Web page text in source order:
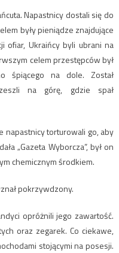
Napastnicy dostali się do
były pieniądze znajdujące
ofiar, Ukraińcy byli ubrani na
celem przestępców był
śpiącego na dole. Został
na górę, gdzie spał
napastnicy torturowali go, aby
„Gazeta Wyborcza”, był on
chemicznym środkiem.
pokrzywdzony.
opróżnili jego zawartość.
oraz zegarek. Co ciekawe,
stojącymi na posesji.